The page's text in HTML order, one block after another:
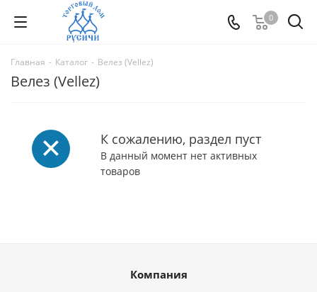
0
Главная - Каталог - Велез (Vellez)
Велез (Vellez)
К сожалению, раздел пуст
В данный момент нет активных
товаров
Компания